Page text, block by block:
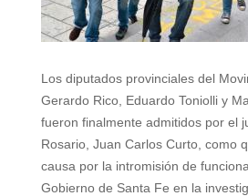
p
p
a
m
r
e
s
t
o
k
Los diputados provinciales del
Gerardo Rico, Eduardo Toniolli y
fueron finalmente admitidos por el
Rosario, Juan Carlos Curto, como
causa por la intromisión de
Gobierno de Santa Fe en la